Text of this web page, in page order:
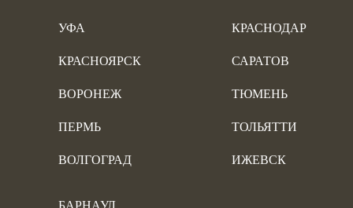
УФА
КРАСНОЯРСК
ВОРОНЕЖ
ПЕРМЬ
ВОЛГОГРАД
КРАСНОДАР
САРАТОВ
ТЮМЕНЬ
ТОЛЬЯТТИ
ИЖЕВСК